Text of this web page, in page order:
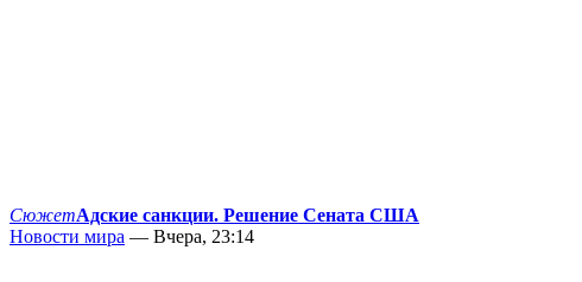
СюжетАдские санкции. Решение Сената США
Новости мира — Вчера, 23:14